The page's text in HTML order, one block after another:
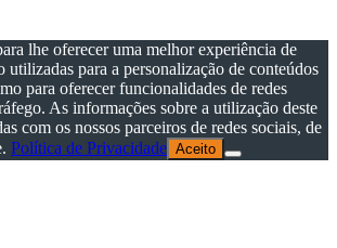
lhe oferecer uma melhor experiência de
utilizadas para a personalização de conteúdos
para oferecer funcionalidades de redes
As informações sobre a utilização deste
com os nossos parceiros de redes sociais, de
Política de Privacidade Aceito